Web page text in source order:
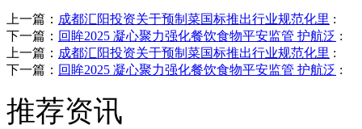
上一篇： 成都汇阳投资关于预制菜国标推出行业规范化里 :
下一篇： 回眸2025 凝心聚力强化餐饮食物平安监管 护航泛 :
上一篇： 成都汇阳投资关于预制菜国标推出行业规范化里 :
下一篇： 回眸2025 凝心聚力强化餐饮食物平安监管 护航泛 :
推荐资讯